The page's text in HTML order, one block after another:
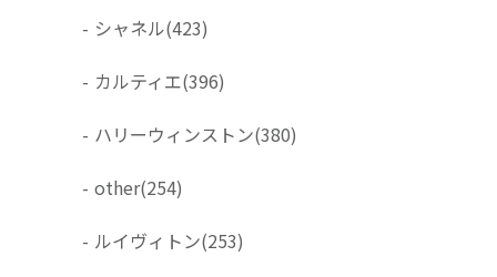
- シャネル(423)
- カルティエ(396)
- ハリーウィンストン(380)
- other(254)
- ルイヴィトン(253)